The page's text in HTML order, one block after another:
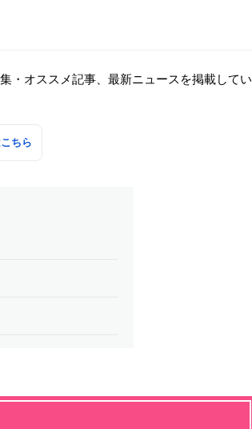
・オススメ記事、最新ニュースを掲載してい
ちら